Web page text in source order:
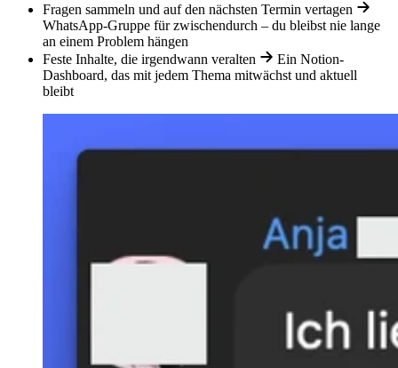
Fragen sammeln und auf den nächsten Termin vertagen
WhatsApp-Gruppe für zwischendurch – du bleibst nie lange
an einem Problem hängen
Feste Inhalte, die irgendwann veralten
Ein Notion-
Dashboard, das mit jedem Thema mitwächst und aktuell
bleibt